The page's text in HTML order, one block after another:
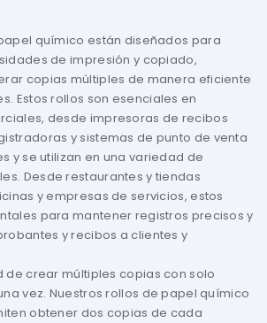
químico están diseñados para
de impresión y copiado,
copias múltiples de manera eficiente
Estos rollos son esenciales en
desde impresoras de recibos
y sistemas de punto de venta
y se utilizan en una variedad de
Desde restaurantes y tiendas
y empresas de servicios, estos
para mantener registros precisos y
y recibos a clientes y
de crear múltiples copias con solo
vez. Nuestros rollos de papel químico
obtener dos copias de cada